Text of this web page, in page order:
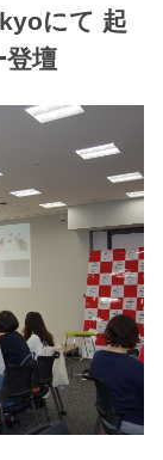
にて 起
登壇